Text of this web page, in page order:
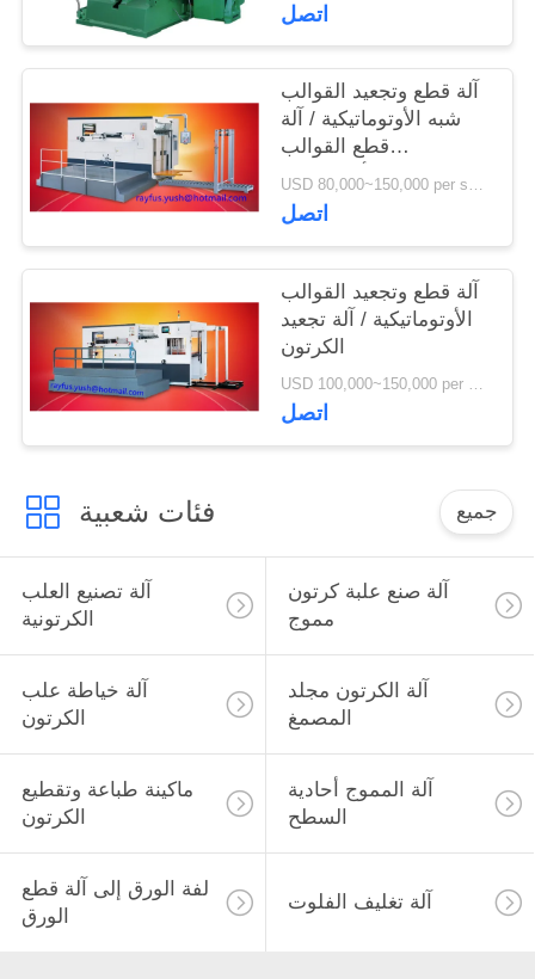
اتصل
آلة قطع وتجعيد القوالب
شبه الأوتوماتيكية / آلة
قطع القوالب
الأوتوماتيكية
USD 80,000~150,000 per set MOQ:1 مجموعة
اتصل
آلة قطع وتجعيد القوالب
الأوتوماتيكية / آلة تجعيد
الكرتون
USD 100,000~150,000 per set MOQ:1 مجموعة
اتصل
فئات شعبية جميع
آلة تصنيع العلب
الكرتونية
آلة صنع علبة كرتون
مموج
آلة خياطة علب
الكرتون
آلة الكرتون مجلد
المصمغ
ماكينة طباعة وتقطيع
الكرتون
آلة المموج أحادية
السطح
لفة الورق إلى آلة قطع
الورق
آلة تغليف الفلوت